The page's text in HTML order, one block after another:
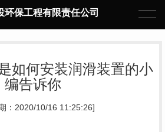
环保工程有限责任公司
如何安装润滑装置的小
编告诉你
：2020/10/16 11:25:26]